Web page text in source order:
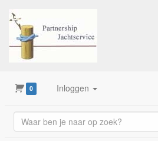
0 Inloggen